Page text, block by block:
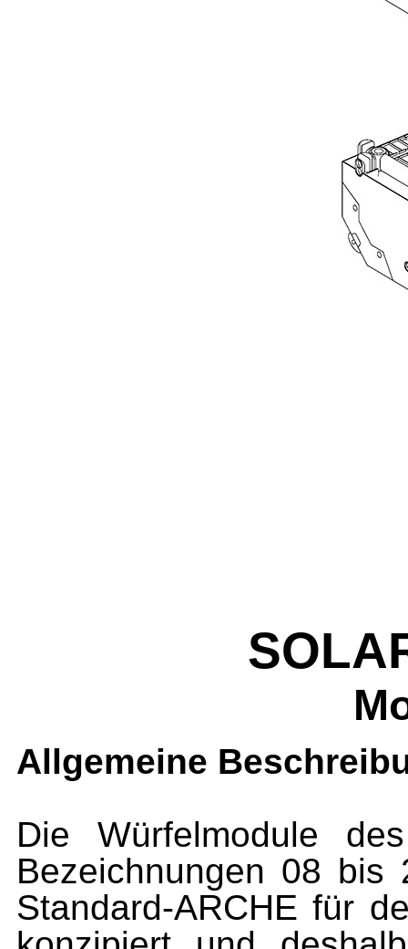
Allgemeine
Die Würfelmodule
Bezeichnungen 08
Standard-ARCHE für